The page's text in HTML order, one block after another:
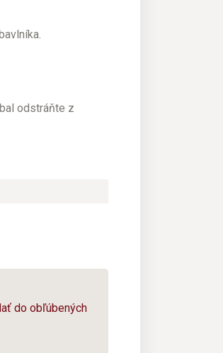
odstráňte z
do obľúbených